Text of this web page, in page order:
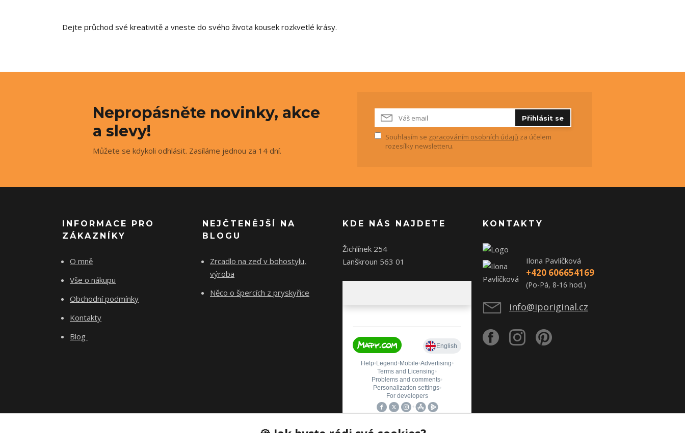
Dejte průchod své kreativitě a vneste do svého života kousek rozkvetlé krásy.
Nepropásněte novinky, akce
a slevy!
Můžete se kdykoli odhlásit. Zasíláme jednou za 14 dní.
Přihlásit se
Souhlasím se zpracováním osobních údajů za účelem
rozesílky newsletteru.
INFORMACE PRO
ZÁKAZNÍKY
O mně
Vše o nákupu
Obchodní podmínky
Kontakty
Blog
NEJČTENĚJŠÍ NA
BLOGU
Zrcadlo na zeď v bohostylu,
výroba
Něco o špercích z pryskyřice
KDE NÁS NAJDETE
Žichlínek 254
Lanškroun 563 01
KONTAKTY
Ilona Pavlíčková
+420 606654169
(Po-Pá, 8-16 hod.)
info@iporiginal.cz